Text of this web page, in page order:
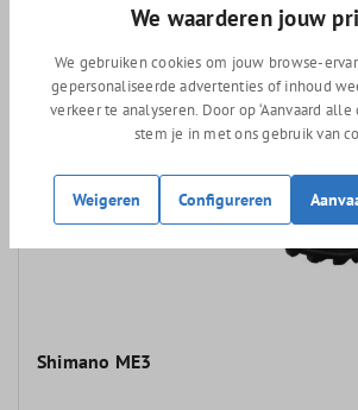
Shimano ME3
We waarderen jouw
We gebruiken cookies om jouw browse-
gepersonaliseerde advertenties of inhoud
verkeer te analyseren. Door op ‘Aanvaard alle
stem je in met ons gebruik van
Weigeren Configureren